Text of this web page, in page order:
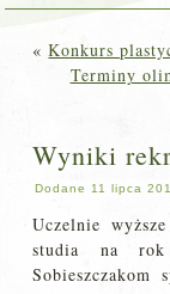
«Konkurs
Terminy
Wyniki
Dodane 11 lipca
Uczelnie
studia na rok
Sobieszczakom